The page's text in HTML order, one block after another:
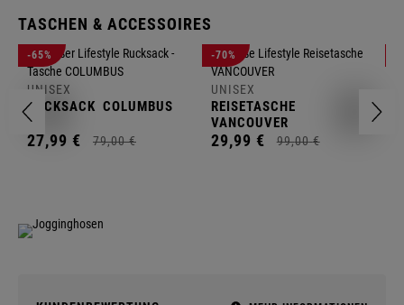
TASCHEN & ACCESSOIRES
-65%
UNISEX
RUCKSACK COLUMBUS
27,99 € 79,00 €
-70%
UNISEX
REISETASCHE
VANCOUVER
29,99 € 99,00 €